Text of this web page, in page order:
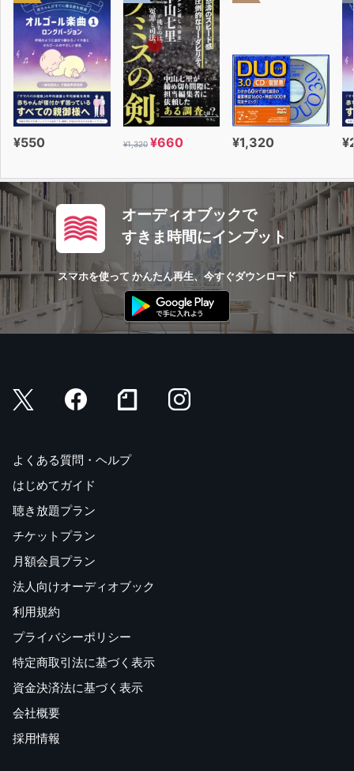
¥550 ¥1,320 ¥660 ¥1,320
オーディオブックで
すきま時間にインプット
スマホを使って かんたん再生、今すぐダウンロード
よくある質問・ヘルプ
はじめてガイド
聴き放題プラン
チケットプラン
月額会員プラン
法人向けオーディオブック
利用規約
プライバシーポリシー
特定商取引法に基づく表示
資金決済法に基づく表示
会社概要
採用情報